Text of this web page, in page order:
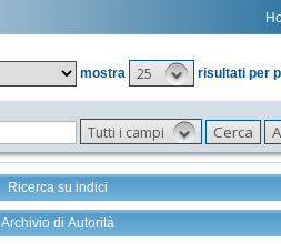
mostra
25 risultati per
Tutti i campi
Ricerca su indici
Archivio di Autorità